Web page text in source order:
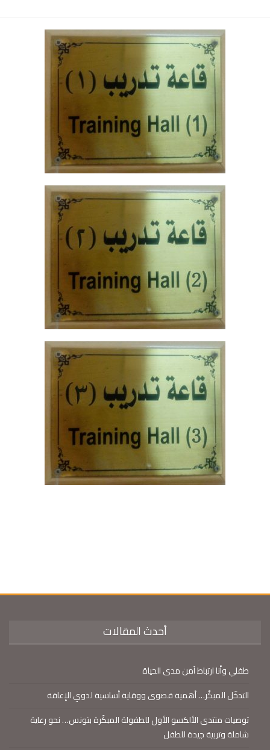
أحدث المقالات
طفلي وأنا ارتباط آمن مدى الحياة
التدخّل المبكّر… أهمية قصوى ووقاية أساسية لذوي الإعاقة
توصيات منتدى الألكسو الأول للطفولة المبكّرة بتونس… نحو رعاية
شاملة وتربية جيدة للطفل